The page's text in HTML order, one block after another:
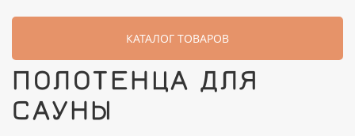
КАТАЛОГ ТОВАРОВ
ПОЛОТЕНЦА ДЛЯ
САУНЫ